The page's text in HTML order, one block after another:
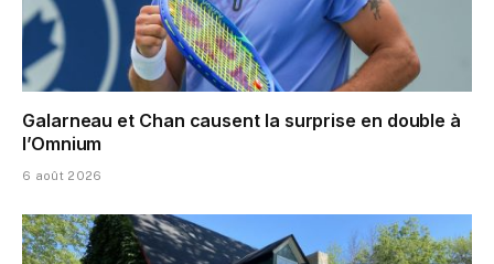
Galarneau et Chan causent la surprise en double à
l’Omnium
6 août 2026